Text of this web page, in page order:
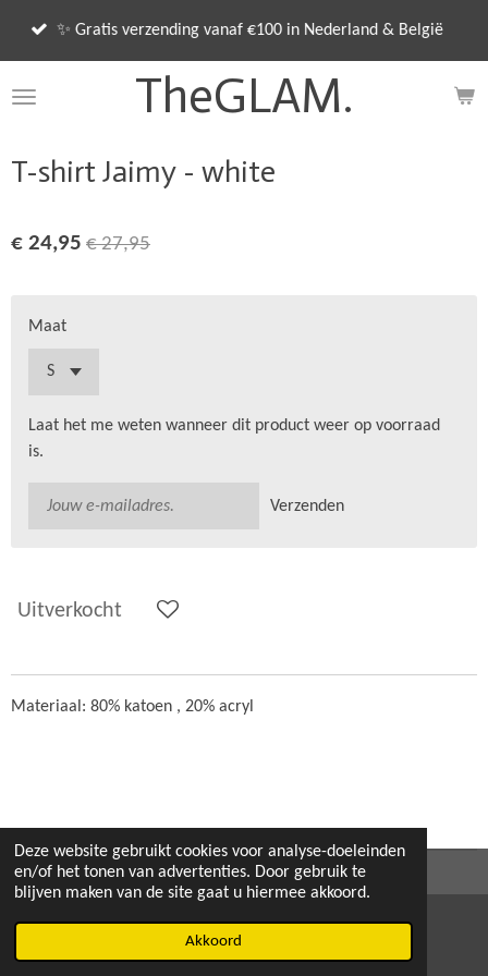
Deze website gebruikt cookies voor analyse-doeleinden
en/of het tonen van advertenties. Door gebruik te
blijven maken van de site gaat u hiermee akkoord.
Akkoord
Ga
de
TheGLAM.
Gratis verzending vanaf €100 in Nederland & België
T-shirt Jaimy - white
€ 24,95 € 27,95
Maat
Laat het me weten wanneer dit product weer op voorraad
is.
Verzenden
Uitverkocht
Materiaal: 80% katoen , 20% acryl